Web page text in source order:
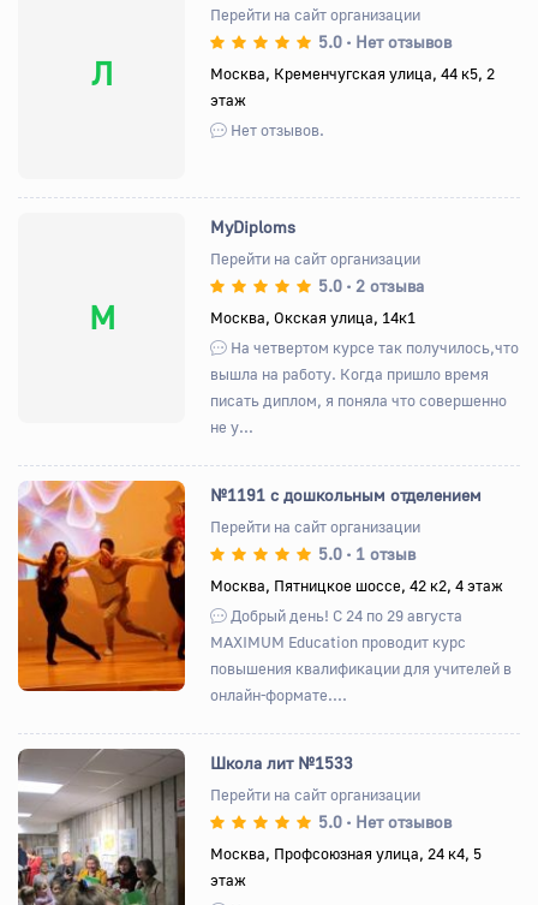
Л
Перейти на сайт организации
5.0 • Нет отзывов
Москва, Кременчугская улица, 44 к5, 2
этаж
Нет отзывов.
M
MyDiploms
Перейти на сайт организации
5.0 • 2 отзыва
Москва, Окская улица, 14к1
На четвертом курсе так получилось,что
вышла на работу. Когда пришло время
писать диплом, я поняла что совершенно
не у...
Назад Вперед
№1191 с дошкольным отделением
Перейти на сайт организации
5.0 • 1 отзыв
Москва, Пятницкое шоссе, 42 к2, 4 этаж
Добрый день! С 24 по 29 августа
MAXIMUM Education проводит курс
повышения квалификации для учителей в
онлайн-формате....
Назад Вперед
Школа лит №1533
Перейти на сайт организации
5.0 • Нет отзывов
Москва, Профсоюзная улица, 24 к4, 5
этаж